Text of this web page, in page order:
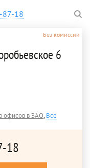
87-18
Без комиссии
6
офисов в ЗАО,Все
18